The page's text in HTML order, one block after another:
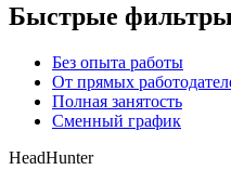
Быстрые фильтры
Без опыта работы
От прямых
Полная занятость
Сменный график
HeadHunter